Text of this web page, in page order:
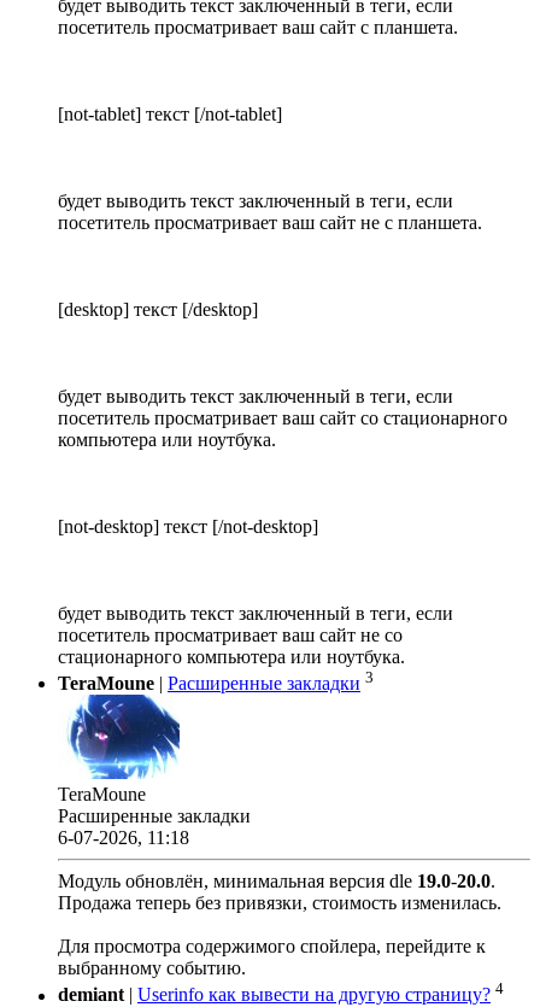
будет выводить текст заключенный в теги, если
посетитель просматривает ваш сайт с планшета.
[not-tablet] текст [/not-tablet]
будет выводить текст заключенный в теги, если
посетитель просматривает ваш сайт не с планшета.
[desktop] текст [/desktop]
будет выводить текст заключенный в теги, если
посетитель просматривает ваш сайт со стационарного
компьютера или ноутбука.
[not-desktop] текст [/not-desktop]
будет выводить текст заключенный в теги, если
посетитель просматривает ваш сайт не со
стационарного компьютера или ноутбука.
TeraMoune
Расширенные закладки 3
TeraMoune
Расширенные закладки
6-07-2026, 11:18
Модуль обновлён, минимальная версия dle 19.0-20.0.
Продажа теперь без привязки, стоимость изменилась.
Для просмотра содержимого спойлера, перейдите к
выбранному событию.
demiant| Userinfo как вывести на другую страницу? 4